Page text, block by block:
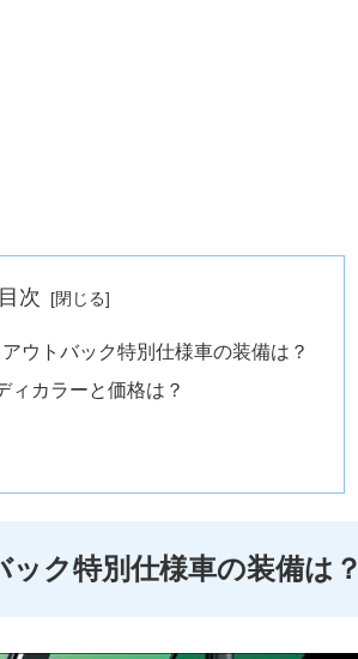
目次
ウトバック特別仕様車の装備は？
ィカラーと価格は？
ク特別仕様車の装備は？